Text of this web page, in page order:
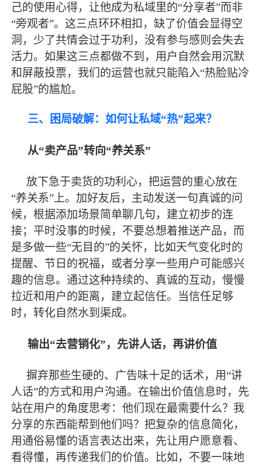
己的使用心得，让他成为私域里的“分享者”而非
“旁观者”。这三点环环相扣，缺了价值会显得空
洞，少了共情会过于功利，没有参与感则会失去
活力。如果这三点都做不到，用户自然会用沉默
和屏蔽投票，我们的运营也就只能陷入“热脸贴冷
屁股”的尴尬。
三、困局破解：如何让私域“热”起来？
从“卖产品”转向“养关系”
放下急于卖货的功利心，把运营的重心放在
“养关系”上。加好友后，主动发送一句真诚的问
候，根据添加场景简单聊几句，建立初步的连
接；平时没事的时候，不要总想着推送产品，而
是多做一些“无目的”的关怀，比如天气变化时的
提醒、节日的祝福，或者分享一些用户可能感兴
趣的信息。通过这种持续的、真诚的互动，慢慢
拉近和用户的距离，建立起信任。当信任足够
时，转化自然水到渠成。
输出“去营销化”，先讲人话，再讲价值
摒弃那些生硬的、广告味十足的话术，用“讲
人话”的方式和用户沟通。在输出价值信息时，先
站在用户的角度思考：他们现在最需要什么？我
分享的东西能帮到他们吗？把复杂的信息简化，
用通俗易懂的语言表达出来，先让用户愿意看、
看得懂，再传递我们的价值。比如，不要一味地